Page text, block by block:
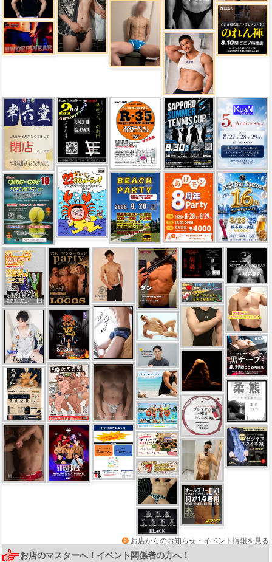
お店からのお知らせ・イベント情報を見る
お店のマスターへ！イベント関係者の方へ！